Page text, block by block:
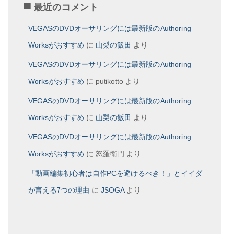
最近のコメント
VEGASのDVDオーサリングには最新版のAuthoring
Worksがおすすめ に 山梨の飯田 より
VEGASのDVDオーサリングには最新版のAuthoring
Worksがおすすめ に putikotto より
VEGASのDVDオーサリングには最新版のAuthoring
Worksがおすすめ に 山梨の飯田 より
VEGASのDVDオーサリングには最新版のAuthoring
Worksがおすすめ に 怒羅衛門 より
「動画編集初心者は自作PCを避けるべき！」とイイダ
が言える7つの理由 に JSOGAより